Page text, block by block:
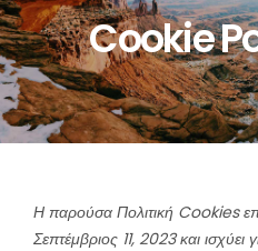
Cookie
Η παρούσα Πολιτική Cookies
Σεπτέμβριος 11, 2023 και ισχύει